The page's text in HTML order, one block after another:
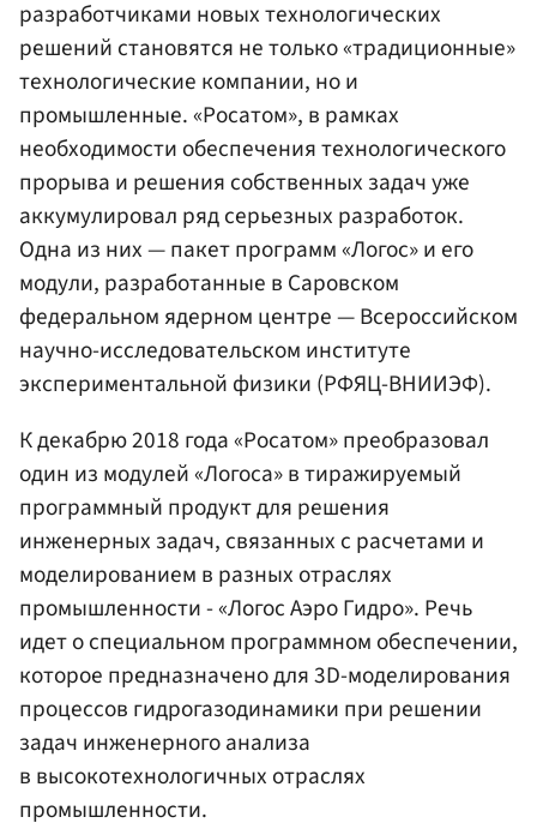
разработчиками новых технологических
решений становятся не только «традиционные»
технологические компании, но и
промышленные. «Росатом», в рамках
необходимости обеспечения технологического
прорыва и решения собственных задач уже
аккумулировал ряд серьезных разработок.
Одна из них — пакет программ «Логос» и его
модули, разработанные в Саровском
федеральном ядерном центре — Всероссийском
научно-исследовательском институте
экспериментальной физики (РФЯЦ-ВНИИЭФ).
К декабрю 2018 года «Росатом» преобразовал
один из модулей «Логоса» в тиражируемый
программный продукт для решения
инженерных задач, связанных с расчетами и
моделированием в разных отраслях
промышленности - «Логос Аэро Гидро». Речь
идет о специальном программном обеспечении,
которое предназначено для 3D-моделирования
процессов гидрогазодинамики при решении
задач инженерного анализа
в высокотехнологичных отраслях
промышленности.